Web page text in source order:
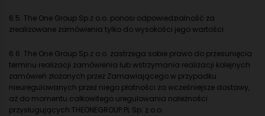
6.5. The One Group Sp.z o.o. ponosi odpowiedzialność za
zrealizowane zamówienia tylko do wysokości jego wartości.
6.6. The One Group Sp.z o.o. zastrzega sobie prawo do przesunięcia
terminu realizacji zamówienia lub wstrzymania realizacji kolejnych
zamówień złożonych przez Zamawiającego w przypadku
nieuregulowanych przez niego płatności za wcześniejsze dostawy,
aż do momentu całkowitego uregulowania należności
przysługujących THEONEGROUP.PL Sp. z o.o.